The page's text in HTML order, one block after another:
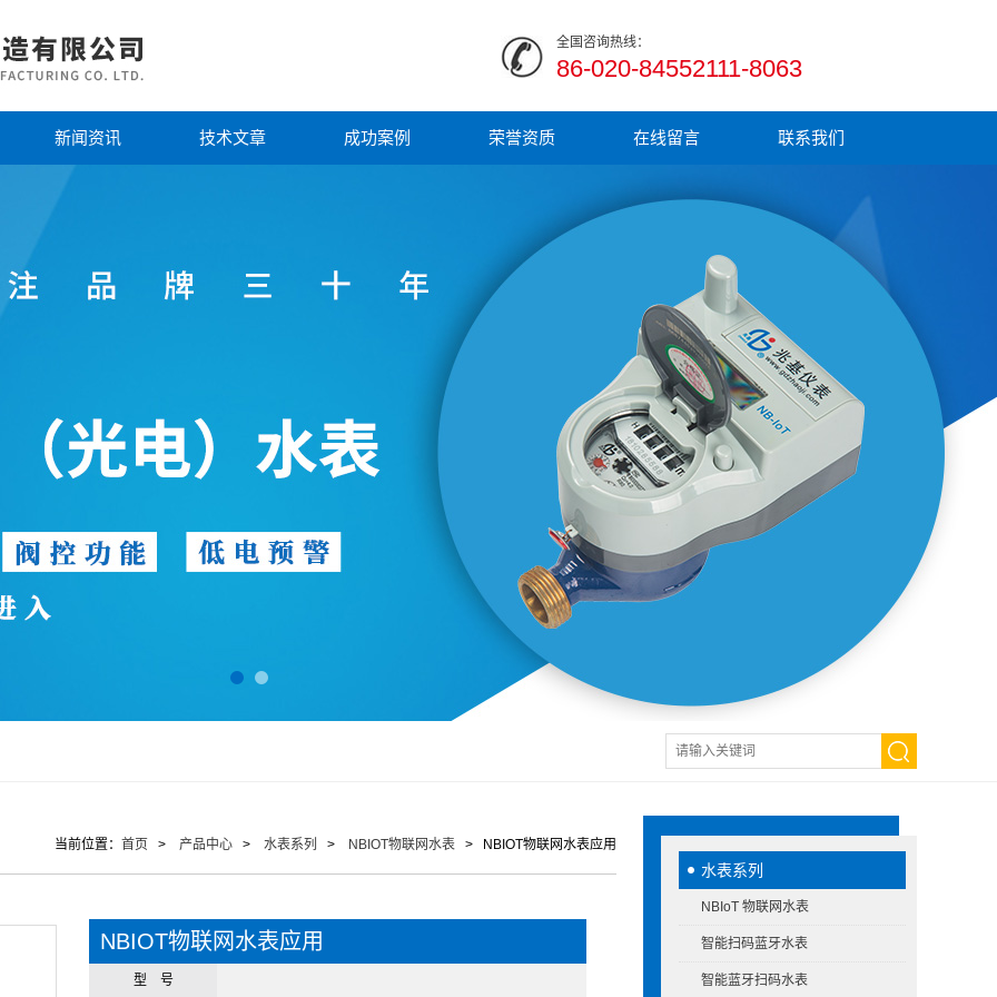
全国咨询热线：
86-020-84552111-8063
新闻资讯 技术文章 成功案例 荣誉资质 在线留言 联系我们
水表系列
NBIoT 物联网水表
智能扫码蓝牙水表
智能蓝牙扫码水表
当前位置： 首页 > 产品中心 > 水表系列 > NBIOT物联网水表 > NBIOT物联网水表应用
NBIOT物联网水表应用
型 号